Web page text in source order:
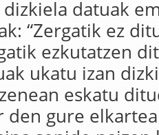
datuak
“Zergatik ez
ezkutatzen
ukatu izan
eskatu
den gure